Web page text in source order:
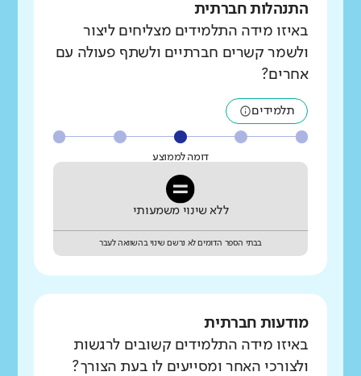
התנהלות חברתית
באיזו מידה התלמידים מצליחים ליצור
ולשמר קשרים חברתיים ולשתף פעולה עם
אחרים?
תלמידים
דומה לממוצע
ללא שינוי משמעותי
בבתי הספר הדומים לא נרשם שינוי בהשוואה לעבר
מודעות חברתית
באיזו מידה התלמידים קשובים לרגשות
ולצורכי האחר ומסייעים לו בעת הצורך?